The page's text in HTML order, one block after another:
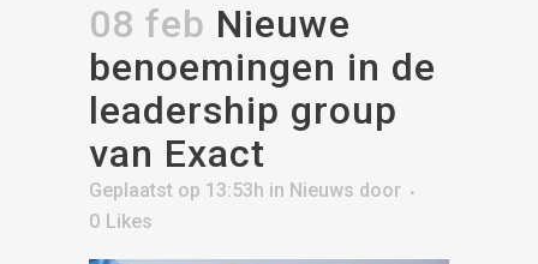
08 feb Nieuwe
benoemingen in de
leadership group
van Exact
Geplaatst op 13:53h in Nieuws door
0 Likes